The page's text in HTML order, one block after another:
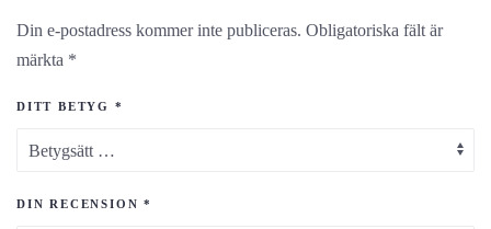
Din e-postadress kommer inte publiceras. Obligatoriska fält är
märkta *
DITT BETYG *
DIN RECENSION*